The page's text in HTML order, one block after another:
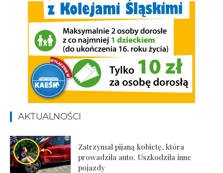
AKTUALNOŚCI
Zatrzymał pijaną kobietę, która
prowadziła auto. Uszkodziła inne
pojazdy